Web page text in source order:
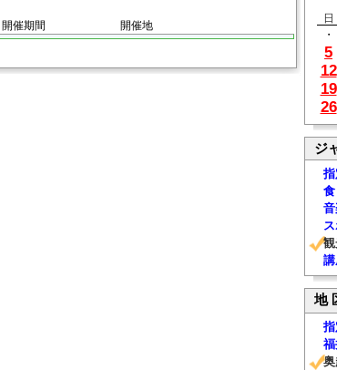
開催期間 開催地
日
・
5
12
19
26
ジ
観
地